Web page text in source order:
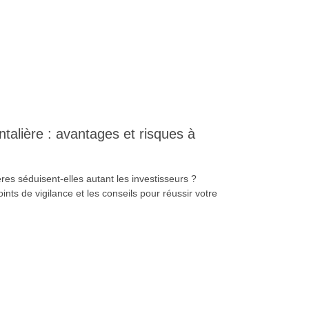
: avantages et risques à
séduisent-elles autant les investisseurs ?
de vigilance et les conseils pour réussir votre